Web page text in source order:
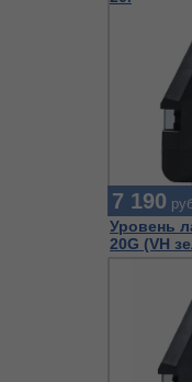
Уровень
20G (VH
7 190